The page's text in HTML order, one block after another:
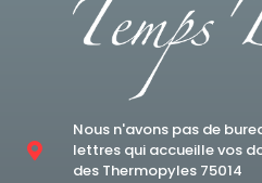
Nous n'avons pas de
lettres qui accueille vos
des Thermopyles 75014